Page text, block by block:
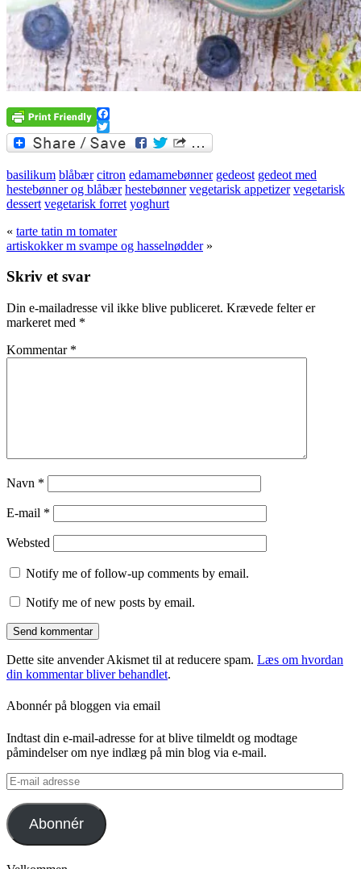
Facebook
Twitter
basilikum blåbær citron edamamebønner gedeost gedeot med
hestebønner og blåbær hestebønner vegetarisk appetizer vegetarisk
dessert vegetarisk forret yoghurt
« tarte tatin m tomater
artiskokker m svampe og hasselnødder»
Skriv et svar
Din e-mailadresse vil ikke blive publiceret. Krævede felter er
markeret med *
Kommentar *
Navn *
E-mail *
Websted
Notify me of follow-up comments by email.
Notify me of new posts by email.
Dette site anvender Akismet til at reducere spam. Læs om hvordan
din kommentar bliver behandlet.
Abonnér på bloggen via email
Indtast din e-mail-adresse for at blive tilmeldt og modtage
påmindelser om nye indlæg på min blog via e-mail.
E-
mail
adresse
Abonnér